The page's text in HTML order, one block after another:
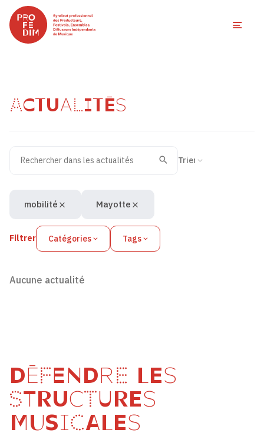
ACTUALITÉS
Recherche
Valider
Filtrer Catégories Tags
mobilité Mayotte
Aucune actualité
DÉFENDRE LES
STRUCTURES
MUSICALES